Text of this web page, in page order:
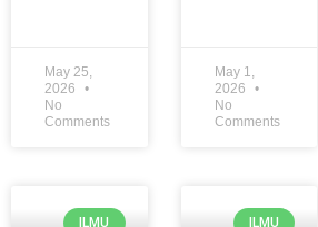
May 25,
2026
No
Comments
May 1,
2026
No
Comments
ILMU ILMU